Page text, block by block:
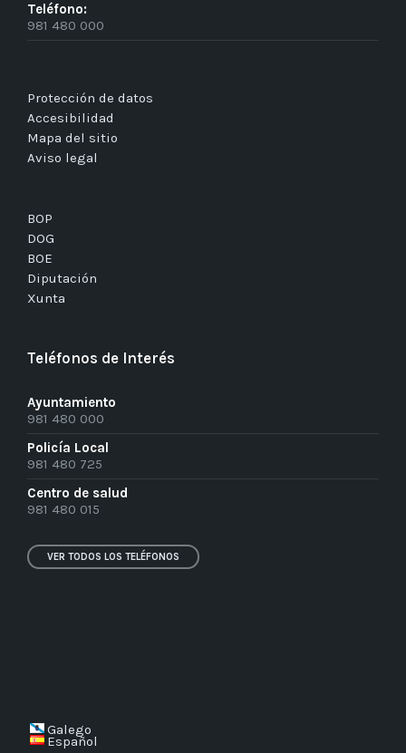
Teléfono:
981 480 000
Protección de datos
Accesibilidad
Mapa del sitio
Aviso legal
BOP
DOG
BOE
Diputación
Xunta
Teléfonos de Interés
Ayuntamiento
981 480 000
Policía Local
981 480 725
Centro de salud
981 480 015
VER TODOS LOS TELÉFONOS
Galego
Español